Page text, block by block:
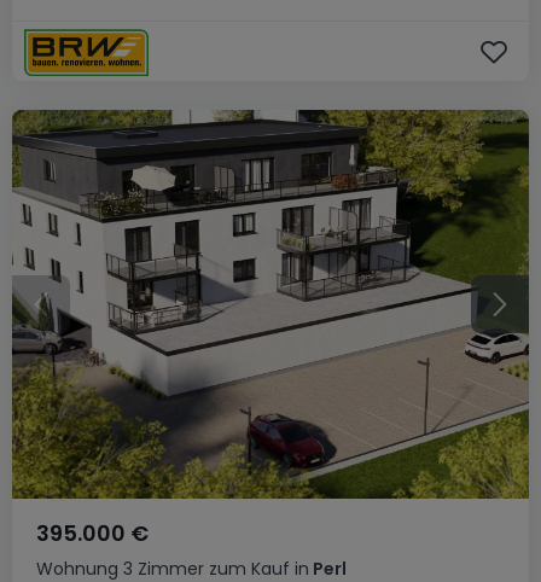
Wohnung 3 Zimmer zum Kauf in Perl
395.000 €